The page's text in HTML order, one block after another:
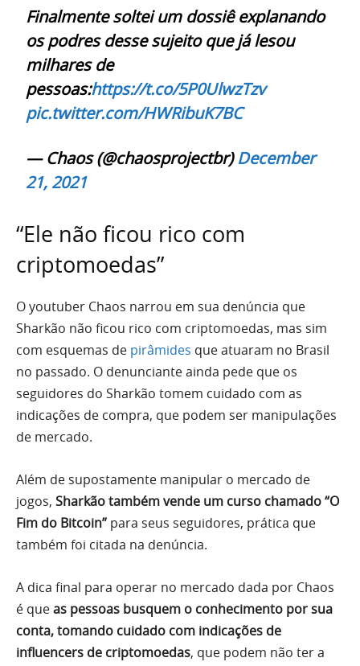
Finalmente soltei um dossiê explanando
os podres desse sujeito que já lesou
milhares de
pessoas:https://t.co/5P0UlwzTzv
pic.twitter.com/HWRibuK7BC
— Chaos (@chaosprojectbr)December
21, 2021
“Ele não ficou rico com
criptomoedas”
O youtuber Chaos narrou em sua denúncia que
Sharkão não ficou rico com criptomoedas, mas sim
com esquemas de pirâmides que atuaram no Brasil
no passado. O denunciante ainda pede que os
seguidores do Sharkão tomem cuidado com as
indicações de compra, que podem ser manipulações
de mercado.
Além de supostamente manipular o mercado de
jogos, Sharkão também vende um curso chamado “O
Fim do Bitcoin” para seus seguidores, prática que
também foi citada na denúncia.
A dica final para operar no mercado dada por Chaos
é queas pessoas busquem o conhecimento por sua
conta, tomando cuidado com indicações de
influencers de criptomoedas, que podem não ter a